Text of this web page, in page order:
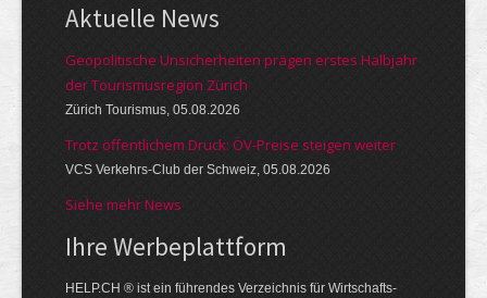
Aktuelle News
Geopolitische Unsicherheiten prägen erstes Halbjahr
der Tourismusregion Zürich
Zürich Tourismus, 05.08.2026
Trotz öffentlichem Druck: ÖV-Preise steigen weiter
VCS Verkehrs-Club der Schweiz, 05.08.2026
Siehe mehr News
Ihre Werbe­platt­form
HELP.CH ® ist ein führendes Ver­zeich­nis für Wirt­schafts-